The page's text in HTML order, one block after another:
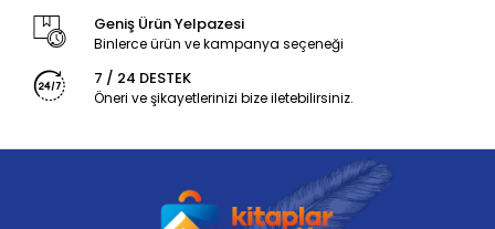
Geniş Ürün Yelpazesi
Binlerce ürün ve kampanya seçeneği
7 / 24 DESTEK
Öneri ve şikayetlerinizi bize iletebilirsiniz.